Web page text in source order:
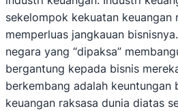
sekelompok kekuatan keuangan
memperluas jangkauan
negara yang “dipaksa”
bergantung kepada bisnis
berkembang adalah keuntungan
keuangan raksasa dunia diatas